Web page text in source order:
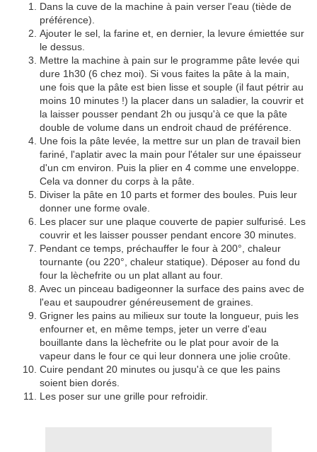
Dans la cuve de la machine à pain verser l'eau (tiède de
préférence).
Ajouter le sel, la farine et, en dernier, la levure émiettée sur
le dessus.
Mettre la machine à pain sur le programme pâte levée qui
dure 1h30 (6 chez moi). Si vous faites la pâte à la main,
une fois que la pâte est bien lisse et souple (il faut pétrir au
moins 10 minutes !) la placer dans un saladier, la couvrir et
la laisser pousser pendant 2h ou jusqu'à ce que la pâte
double de volume dans un endroit chaud de préférence.
Une fois la pâte levée, la mettre sur un plan de travail bien
fariné, l'aplatir avec la main pour l'étaler sur une épaisseur
d'un cm environ. Puis la plier en 4 comme une enveloppe.
Cela va donner du corps à la pâte.
Diviser la pâte en 10 parts et former des boules. Puis leur
donner une forme ovale.
Les placer sur une plaque couverte de papier sulfurisé. Les
couvrir et les laisser pousser pendant encore 30 minutes.
Pendant ce temps, préchauffer le four à 200°, chaleur
tournante (ou 220°, chaleur statique).
Déposer au fond du
four la lèchefrite ou un plat allant au four.
Avec un pinceau badigeonner la surface des pains avec de
l'eau et saupoudrer généreusement de graines.
Grigner les pains au milieux sur toute la longueur, puis les
enfourner et, en même temps, jeter un verre d'eau
bouillante dans la lèchefrite ou le plat pour avoir de la
vapeur dans le four ce qui leur donnera une jolie croûte.
Cuire pendant 20 minutes ou jusqu'à ce que les pains
soient bien dorés.
Les poser sur une grille pour refroidir.